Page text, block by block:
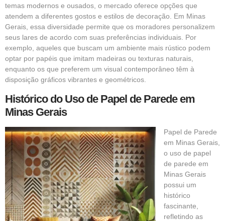
temas modernos e ousados, o mercado oferece opções que
atendem a diferentes gostos e estilos de decoração. Em Minas
Gerais, essa diversidade permite que os moradores personalizem
seus lares de acordo com suas preferências individuais. Por
exemplo, aqueles que buscam um ambiente mais rústico podem
optar por papéis que imitam madeiras ou texturas naturais,
enquanto os que preferem um visual contemporâneo têm à
disposição gráficos vibrantes e geométricos.
Histórico do Uso de Papel de Parede em
Minas Gerais
Papel de Parede
em Minas Gerais,
o uso de papel
de parede em
Minas Gerais
possui um
histórico
fascinante,
refletindo as